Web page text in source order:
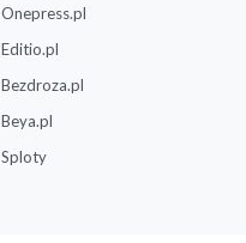
Onepress.pl
Editio.pl
Bezdroza.pl
Beya.pl
Sploty